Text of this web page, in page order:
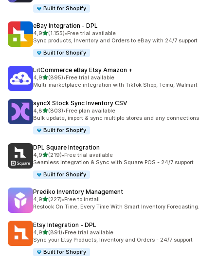
Built for Shopify
eBay Integration ‑ DPL
4,9stelle su 5
(1.155)
1155 recensioni totali
•Free trial available
Sync products, Inventory and Orders to eBay with 24/7 support
Built for Shopify
LitCommerce eBay Etsy Amazon +
4,9stelle su 5
(895)
895 recensioni totali
•Free trial available
Multi-marketplace integration with TikTok Shop, Temu, Walmart
syncX Stock Sync Inventory CSV
4,8stelle su 5
(803)
803 recensioni totali
•Free plan available
Bulk update, import & sync multiple stores and any connections
Built for Shopify
DPL Square Integration
4,9stelle su 5
(219)
219 recensioni totali
•Free trial available
Seamless Integration & Sync with Square POS - 24/7 support
Built for Shopify
Prediko Inventory Management
4,9stelle su 5
(227)
227 recensioni totali
•Free to install
Restock On Time, Every Time With Smart Inventory Forecasting.
Etsy Integration ‑ DPL
4,9stelle su 5
(891)
891 recensioni totali
•Free trial available
Sync your Etsy Products, Inventory and Orders - 24/7 support
Built for Shopify